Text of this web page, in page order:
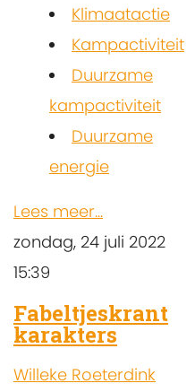
Klimaatactie
Kampactiviteit
Duurzame
kampactiviteit
Duurzame
energie
Lees meer...
zondag, 24 juli 2022
15:39
Fabeltjeskrant
karakters
Willeke Roeterdink